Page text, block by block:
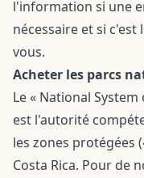
l'information si une
nécessaire et si c'est
vous.
Acheter les parcs
Le « National System
est l'autorité
les zones protégées
Costa Rica. Pour de